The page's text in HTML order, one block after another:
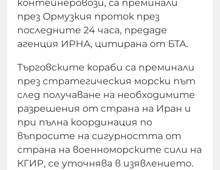
контейнеровози, са преминали
през Ормузкия проток през
последните 24 часа, предаде
агенция ИРНА, цитирана от БТА.
Търговските кораби са преминали
през стратегическия морски път
след получаване на необходимите
разрешения от страна на Иран и
при пълна координация по
въпросите на сигурността от
страна на военноморските сили на
КГИР, се уточнява в изявлението.